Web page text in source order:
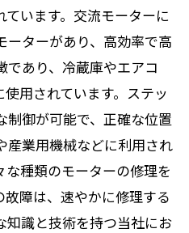
います。交流モーターに
ーターがあり、高効率で高
あり、冷蔵庫やエアコ
用されています。ステッ
制御が可能で、正確な位置
産業用機械などに利用され
種類のモーターの修理を
障は、速やかに修理する
知識と技術を持つ当社にお